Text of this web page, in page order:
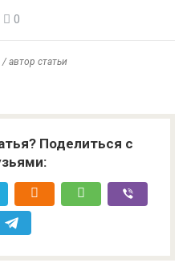
0
/ автор статьи
Поделиться с